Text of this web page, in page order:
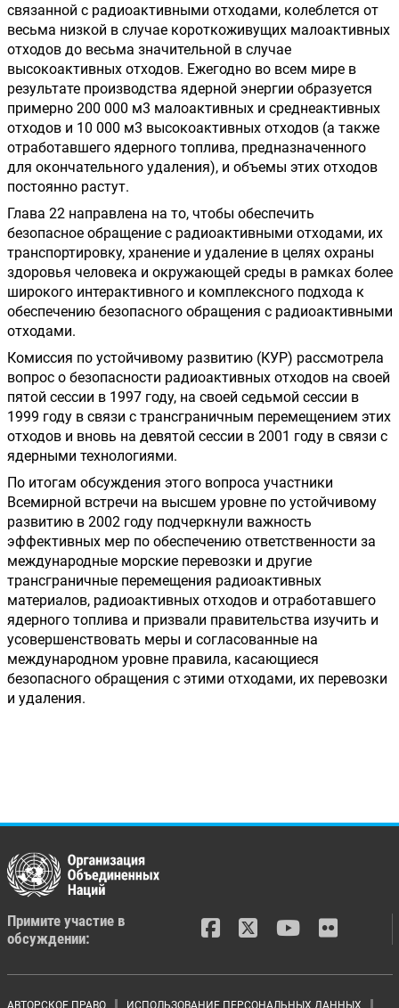
связанной с радиоактивными отходами, колеблется от
весьма низкой в случае короткоживущих малоактивных
отходов до весьма значительной в случае
высокоактивных отходов. Ежегодно во всем мире в
результате производства ядерной энергии образуется
примерно 200 000 м3 малоактивных и среднеактивных
отходов и 10 000 м3 высокоактивных отходов (а также
отработавшего ядерного топлива, предназначенного
для окончательного удаления), и объемы этих отходов
постоянно растут.
Глава 22 направлена на то, чтобы обеспечить
безопасное обращение с радиоактивными отходами, их
транспортировку, хранение и удаление в целях охраны
здоровья человека и окружающей среды в рамках более
широкого интерактивного и комплексного подхода к
обеспечению безопасного обращения с радиоактивными
отходами.
Комиссия по устойчивому развитию (КУР) рассмотрела
вопрос о безопасности радиоактивных отходов на своей
пятой сессии в 1997 году, на своей седьмой сессии в
1999 году в связи с трансграничным перемещением этих
отходов и вновь на девятой сессии в 2001 году в связи с
ядерными технологиями.
По итогам обсуждения этого вопроса участники
Всемирной встречи на высшем уровне по устойчивому
развитию в 2002 году подчеркнули важность
эффективных мер по обеспечению ответственности за
международные морские перевозки и другие
трансграничные перемещения радиоактивных
материалов, радиоактивных отходов и отработавшего
ядерного топлива и призвали правительства изучить и
усовершенствовать меры и согласованные на
международном уровне правила, касающиеся
безопасного обращения с этими отходами, их перевозки
и удаления.
Примите участие в
обсуждении:
АВТОРСКОЕ ПРАВО ИСПОЛЬЗОВАНИЕ ПЕРСОНАЛЬНЫХ ДАННЫХ